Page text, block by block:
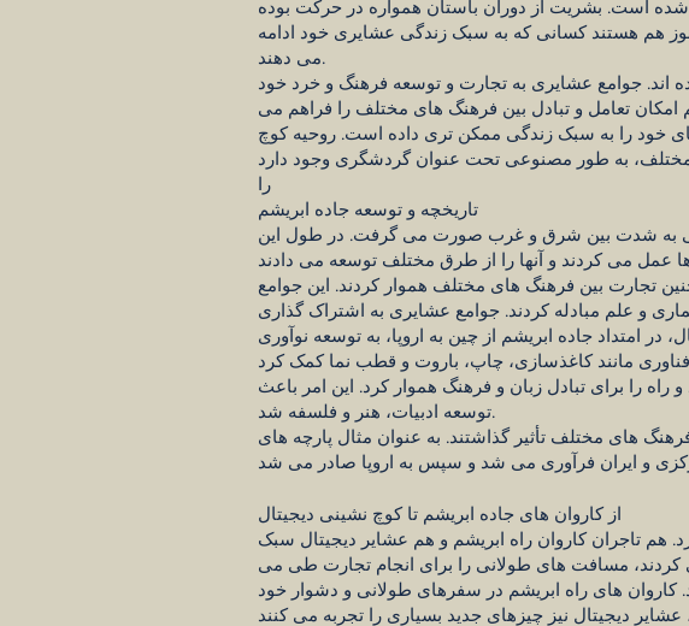
است. بشریت از دوران باستان همواره در حرکت بوده
هم هستند کسانی که به سبک زندگی عشایری خود ادامه
می دهند.
اند. جوامع عشایری به تجارت و توسعه فرهنگ و خرد خود
تعامل و تبادل بین فرهنگ های مختلف را فراهم می
خود را به سبک زندگی ممکن تری داده است. روحیه کوچ
را
تاریخچه و توسعه جاده ابریشم
به شدت بین شرق و غرب صورت می گرفت. در طول این
تجارت بین فرهنگ های مختلف هموار کردند. این جوامع
و علم مبادله کردند. جوامع عشایری به اشتراک گذاری
امتداد جاده ابریشم از چین به اروپا، به توسعه نوآوری
را برای تبادل زبان و فرهنگ هموار کرد. این امر باعث
توسعه ادبیات، هنر و فلسفه شد.
های مختلف تأثیر گذاشتند. به عنوان مثال پارچه های
از کاروان های جاده ابریشم تا کوچ نشینی دیجیتال
هم تاجران کاروان راه ابریشم و هم عشایر دیجیتال سبک
کردند، مسافت های طولانی را برای انجام تجارت طی می
کاروان های راه ابریشم در سفرهای طولانی و دشوار خود